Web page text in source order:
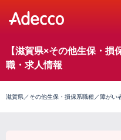
【滋賀県×その他生保・
職・求人情報
滋賀県／その他生保・損保系職種／障がい